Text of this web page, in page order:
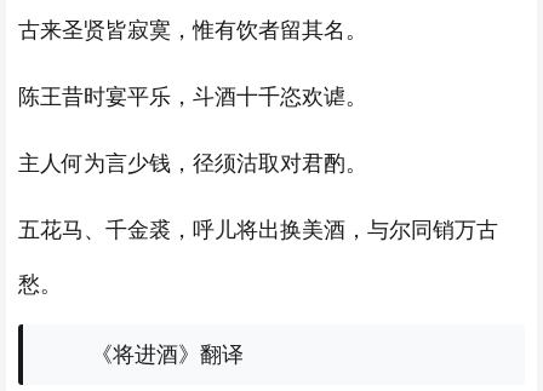
古来圣贤皆寂寞，惟有饮者留其名。
陈王昔时宴平乐，斗酒十千恣欢谑。
主人何为言少钱，径须沽取对君酌。
五花马、千金裘，呼儿将出换美酒，与尔同销万古
愁。
《将进酒》翻译